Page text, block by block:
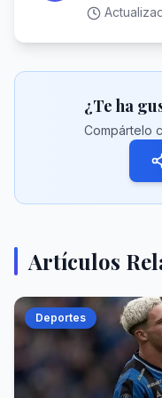
¿Te ha
Compártelo
Artículos
Deportes